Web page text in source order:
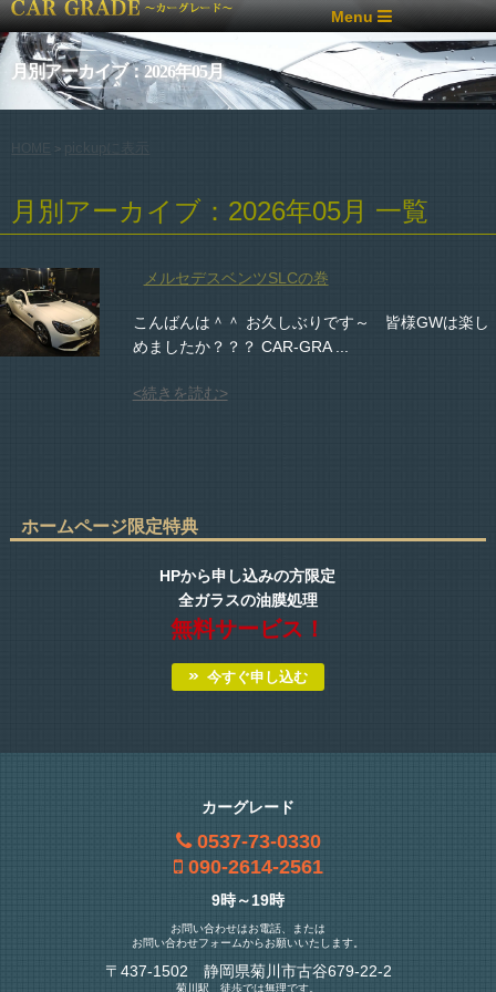
Menu
月別アーカイブ：2026年05月
> pickupに表示
月別アーカイブ：2026年05月 一覧
メルセデスベンツSLCの巻
こんばんは＾＾ お久しぶりです～ 皆様GWは楽し
めましたか？？？ CAR-GRA ...
<続きを読む>
ホームページ限定特典
HPから申し込みの方限定
全ガラスの油膜処理
無料サービス！
今すぐ申し込む
カーグレード
0537-73-0330
090-2614-2561
9時～19時
お問い合わせはお電話、または
お問い合わせフォームからお願いいたします。
〒437-1502 静岡県菊川市古谷679-22-2
菊川駅 徒歩では無理です。